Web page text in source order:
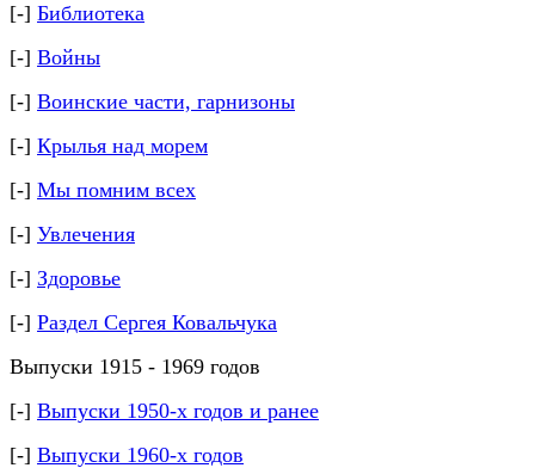
[-] Библиотека
[-] Войны
[-] Воинские части, гарнизоны
[-] Крылья над морем
[-] Мы помним всех
[-] Увлечения
[-] Здоровье
[-] Раздел Сергея Ковальчука
Выпуски 1915 - 1969 годов
[-] Выпуски 1950-х годов и ранее
[-] Выпуски 1960-х годов